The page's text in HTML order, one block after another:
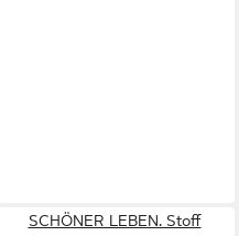
SCHÖNER LEBEN. Stoff